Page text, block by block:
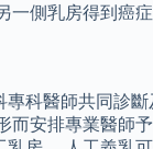
側乳房得到癌
科醫師共同診
安排專業醫